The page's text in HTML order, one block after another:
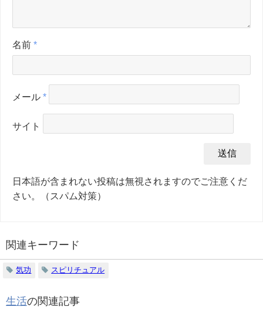
名前 *
メール *
サイト
日本語が含まれない投稿は無視されますのでご注意くだ
さい。（スパム対策）
関連キーワード
気功 スピリチュアル
生活の関連記事